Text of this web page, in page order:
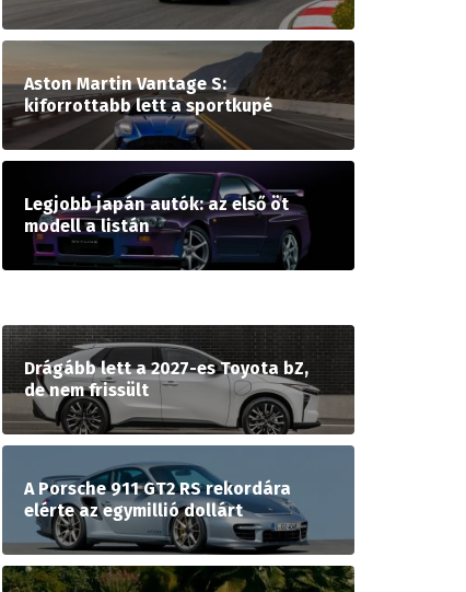
Aston Martin Vantage S:
kiforrottabb lett a sportkupé
Legjobb japán autók: az első öt
modell a listán
Drágább lett a 2027-es Toyota bZ,
de nem frissült
A Porsche 911 GT2 RS rekordára
elérte az egymillió dollárt